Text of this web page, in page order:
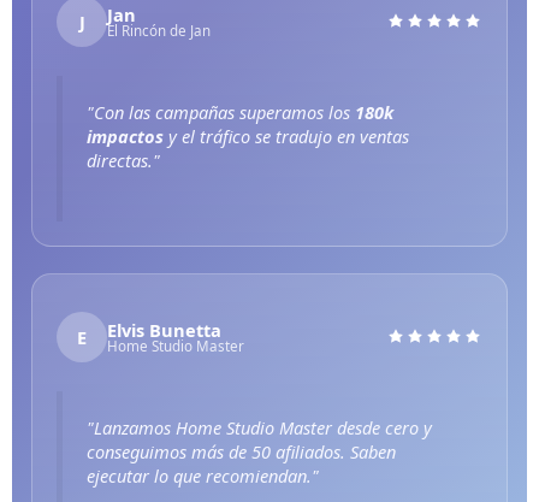
J Jan
El Rincón de Jan
"Con las campañas superamos los 180k
impactos y el tráfico se tradujo en ventas
directas."
E Elvis Bunetta
Home Studio Master
"Lanzamos Home Studio Master desde cero y
conseguimos más de 50 afiliados. Saben
ejecutar lo que recomiendan."